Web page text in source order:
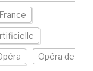
France
Opéra de